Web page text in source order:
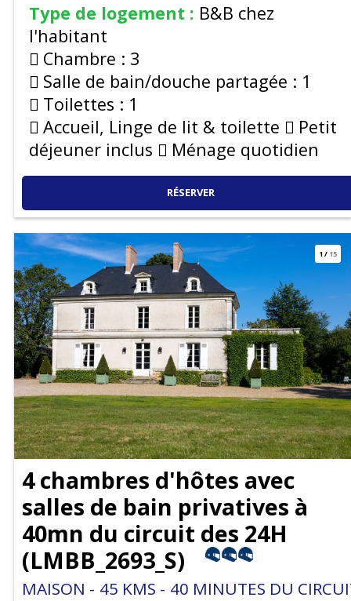
Type de logement : B&B chez
l'habitant
Chambre : 3
Salle de bain/douche partagée : 1
Toilettes : 1
Accueil, Linge de lit & toilette
Petit
déjeuner inclus
Ménage quotidien
RÉSERVER
1/ 15
4 chambres d'hôtes avec
salles de bain privatives à
40mn du circuit des 24H
(LMBB_2693_S)
MAISON 45 KMS 40 MINUTES DU